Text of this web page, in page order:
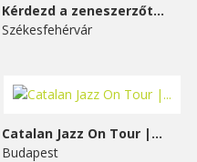
Kérdezd a zeneszerzőt...
Székesfehérvár
Catalan Jazz On Tour |...
Budapest